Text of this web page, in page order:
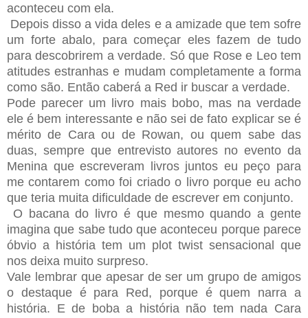
aconteceu com ela.
Depois disso a vida deles e a amizade que tem sofre
um forte abalo, para começar eles fazem de tudo
para descobrirem a verdade. Só que Rose e Leo tem
atitudes estranhas e mudam completamente a forma
como são. Então caberá a Red ir buscar a verdade.
Pode parecer um livro mais bobo, mas na verdade
ele é bem interessante e não sei de fato explicar se é
mérito de Cara ou de Rowan, ou quem sabe das
duas, sempre que entrevisto autores no evento da
Menina que escreveram livros juntos eu peço para
me contarem como foi criado o livro porque eu acho
que teria muita dificuldade de escrever em conjunto.
O bacana do livro é que mesmo quando a gente
imagina que sabe tudo que aconteceu porque parece
óbvio a história tem um plot twist sensacional que
nos deixa muito surpreso.
Vale lembrar que apesar de ser um grupo de amigos
o destaque é para Red, porque é quem narra a
história. E de boba a história não tem nada Cara